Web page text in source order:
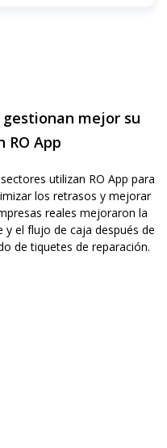
mejor su
RO App
utilizan RO App para
los retrasos y mejorar
reales mejoraron la
y el flujo de caja después de
de tiquetes de reparación.